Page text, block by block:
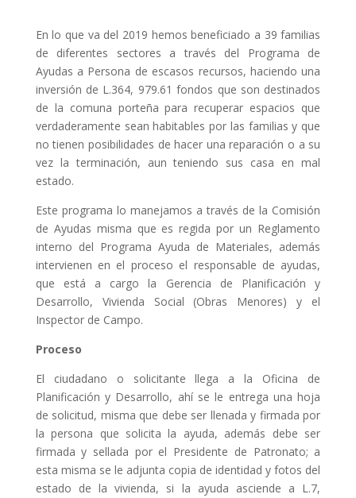
En lo que va del 2019 hemos beneficiado a 39 familias
de diferentes sectores a través del Programa de
Ayudas a Persona de escasos recursos, haciendo una
inversión de L.364, 979.61 fondos que son destinados
de la comuna porteña para recuperar espacios que
verdaderamente sean habitables por las familias y que
no tienen posibilidades de hacer una reparación o a su
vez la terminación, aun teniendo sus casa en mal
estado.
Este programa lo manejamos a través de la Comisión
de Ayudas misma que es regida por un Reglamento
interno del Programa Ayuda de Materiales, además
intervienen en el proceso el responsable de ayudas,
que está a cargo la Gerencia de Planificación y
Desarrollo, Vivienda Social (Obras Menores) y el
Inspector de Campo.
Proceso
El ciudadano o solicitante llega a la Oficina de
Planificación y Desarrollo, ahí se le entrega una hoja
de solicitud, misma que debe ser llenada y firmada por
la persona que solicita la ayuda, además debe ser
firmada y sellada por el Presidente de Patronato; a
esta misma se le adjunta copia de identidad y fotos del
estado de la vivienda, si la ayuda asciende a L.7,